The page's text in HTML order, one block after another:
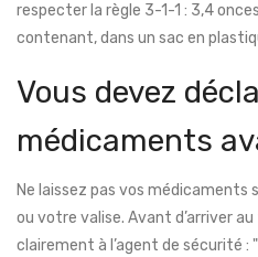
respecter la règle 3-1-1 : 3,4
contenant, dans un sac en
Vous devez
médicaments
Ne laissez pas vos médicaments
ou votre valise. Avant d’arriver
clairement à l’agent de sécurité :